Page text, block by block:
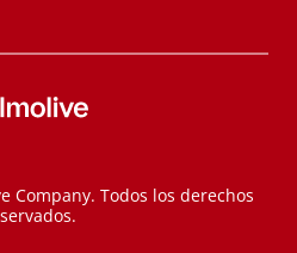
Company. Todos los derechos